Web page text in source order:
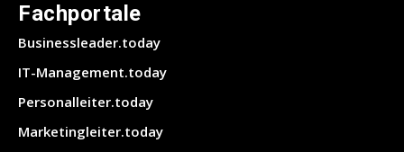
Fachportale
Businessleader.today
IT-Management.today
Personalleiter.today
Marketingleiter.today